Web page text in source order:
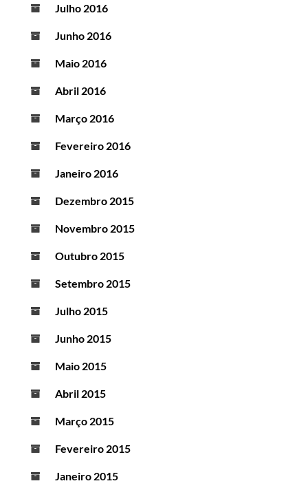
Julho 2016
Junho 2016
Maio 2016
Abril 2016
Março 2016
Fevereiro 2016
Janeiro 2016
Dezembro 2015
Novembro 2015
Outubro 2015
Setembro 2015
Julho 2015
Junho 2015
Maio 2015
Abril 2015
Março 2015
Fevereiro 2015
Janeiro 2015